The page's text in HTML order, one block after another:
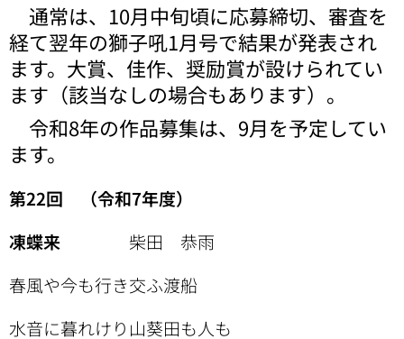
通常は、10月中旬頃に応募締切、審査を
経て翌年の獅子吼1月号で結果が発表され
ます。大賞、佳作、奨励賞が設けられてい
ます（該当なしの場合もあります）。
令和8年の作品募集は、9月を予定してい
ます。
第22回 （令和7年度）
凍蝶来 柴田 恭雨
春風や今も行き交ふ渡船
水音に暮れけり山葵田も人も